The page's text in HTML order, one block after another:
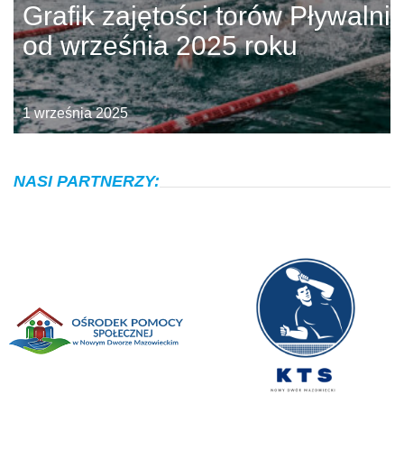
Grafik zajętości torów Pływalni
od września 2025 roku
1 września 2025
NASI PARTNERZY: